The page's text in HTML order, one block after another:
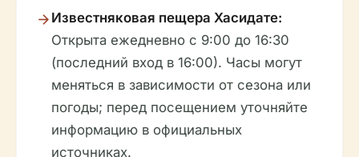
Известняковая пещера Хасидате:
Открыта ежедневно с 9:00 до 16:30
(последний вход в 16:00). Часы могут
меняться в зависимости от сезона или
погоды; перед посещением уточняйте
информацию в официальных
источниках.